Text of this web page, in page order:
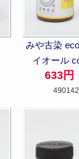
みや古染
イオール
633円